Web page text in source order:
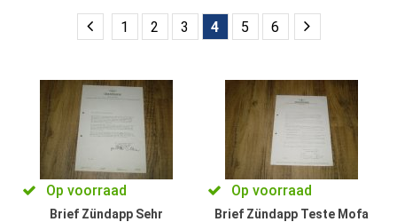
1 2 3 4 5 6
Op voorraad
Brief Zündapp Sehr
Op voorraad
Brief Zündapp Teste Mofa